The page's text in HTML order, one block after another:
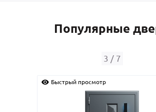
Популярные
3 / 7
Быстрый просмотр